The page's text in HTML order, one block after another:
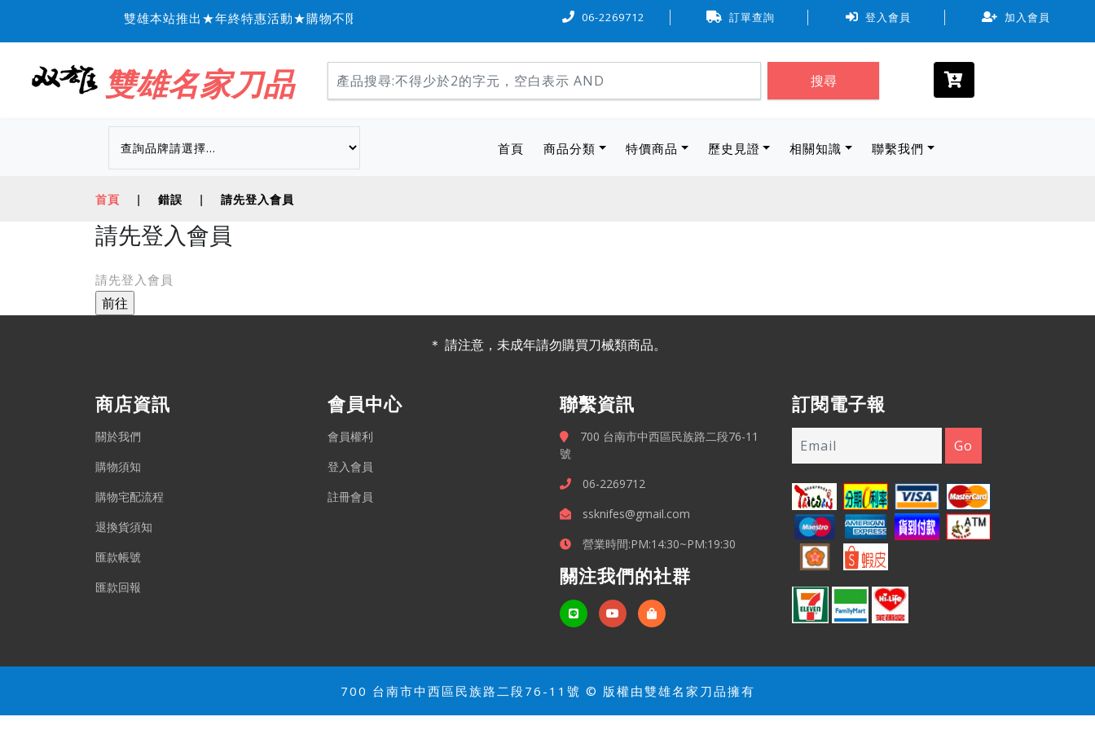
雙雄本站推出★年終特惠活動★購物不限金額信用卡可『6 期 0 率利』購物，歡迎多加利用。 本站物流方式，可使用7-11、全家、萊爾富。取貨物流規範尺寸最
06-2269712 訂單查詢 登入會員 加入會員
雙雄名家刀品 搜尋
首頁(current)
商品分類 特價商品 歷史見證 相關知識 聯繫我們
首頁 | 錯誤 | 請先登入會員
請先登入會員
請先登入會員
＊ 請注意，未成年請勿購買刀械類商品。
商店資訊
關於我們
購物須知
購物宅配流程
退換貨須知
匯款帳號
匯款回報
會員中心
會員權利
登入會員
註冊會員
聯繫資訊
700 台南市中西區民族路二段76-11
號
06-2269712
ssknifes@gmail.com
營業時間:PM:14:30~PM:19:30
關注我們的社群
訂閱電子報
700 台南市中西區民族路二段76-11號 © 版權由雙雄名家刀品擁有